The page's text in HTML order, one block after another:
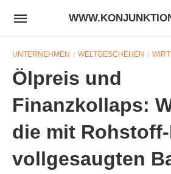
UNTERNEHMEN WELTGESCHEHEN
Ölpreis und
Finanzkollaps:
die mit
vollgesaugten